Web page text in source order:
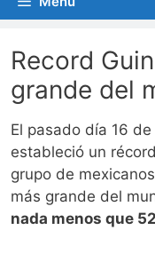
Record
grande del
El pasado día 16
estableció un
grupo de
más grande del
nada menos que